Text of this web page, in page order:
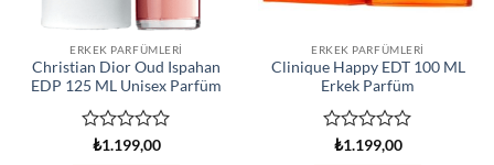
ERKEK PARFÜMLERI
Christian Dior Oud Ispahan
EDP 125 ML Unisex Parfüm
₺1.199,00
ERKEK PARFÜMLERI
Clinique Happy EDT 100 ML
Erkek Parfüm
₺1.199,00